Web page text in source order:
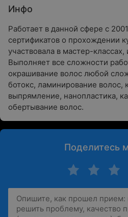
Инфо
Работает в данной сфере с
сертификатов о прохождении
участвовала в мастер-
Выполняет все сложности
окрашивание волос любой
ботокс, ламинирование волос,
выпрямление, нанопластика,
обертывание волос.
Поделитесь